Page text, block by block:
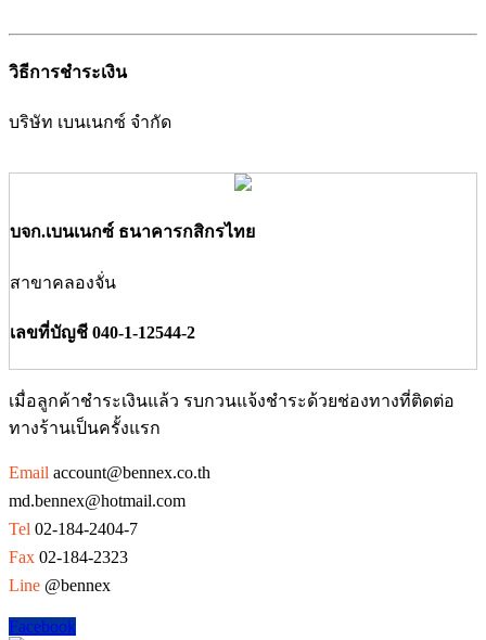
วิธีการชำระเงิน
บริษัท เบนเนกซ์ จำกัด
บจก.เบนเนกซ์ ธนาคารกสิกรไทย
สาขาคลองจั่น
เลขที่บัญชี 040-1-12544-2
เมื่อลูกค้าชำระเงินแล้ว รบกวนแจ้งชำระด้วยช่องทางที่ติดต่อ
ทางร้านเป็นครั้งแรก
Email account@bennex.co.th
md.bennex@hotmail.com
Tel 02-184-2404-7
Fax 02-184-2323
Line @bennex
Facebook